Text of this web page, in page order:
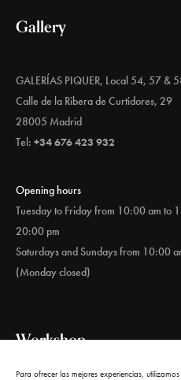
Para ofrecer las mejores experiencias,
Gallery
GALERÍAS PIQUER, Local 54, 57 &
Calle de la Ribera de Curtidores, 29
28005 Madrid
Tel: +34 676 423 932
Opening hours
Tuesday to Friday from 10:00 am to
20:00 pm
Saturdays and Sundays from 10:00
(Monday closed)
Workshop